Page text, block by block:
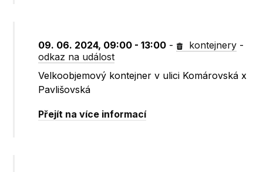
09. 06. 2024, 09:00 - 13:00 - kontejnery -
odkaz na událost
Velkoobjemový kontejner v ulici Komárovská x
Pavlišovská
Přejít na více informací